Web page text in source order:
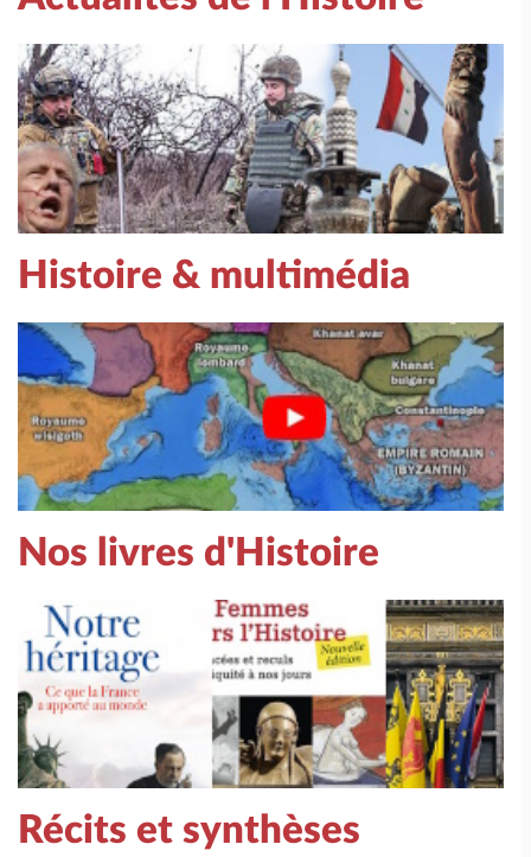
Histoire & multimédia
Nos livres d'Histoire
Récits et synthèses